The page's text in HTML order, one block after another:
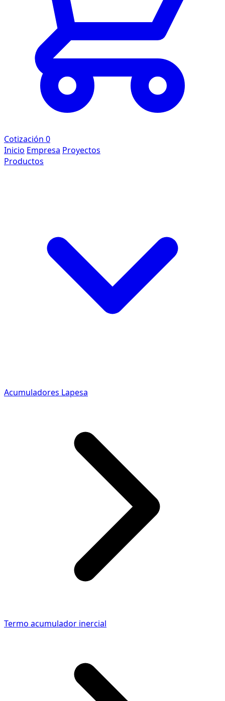
Cotización 0
Inicio Empresa Proyectos
Productos
Acumuladores Lapesa
Termo acumulador inercial